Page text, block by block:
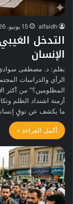
alfaidh 15 يونيو، 2026
التدخل
الإنسان
بقلم: د. مصطفى
الرأي والدراسات
المظلومين؟” من أكثر
أزمنة اشتداد الظلم
ما يكشف عن توقٍ
أكمل القراءة »